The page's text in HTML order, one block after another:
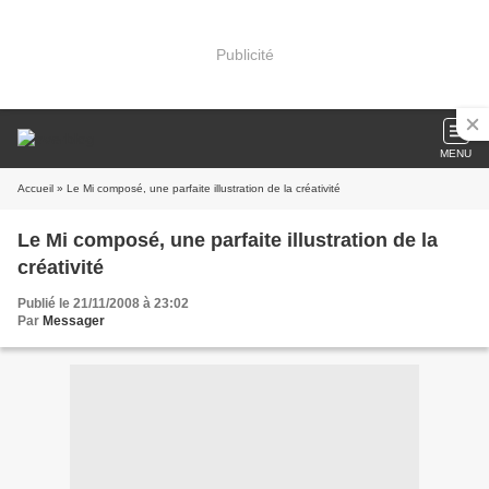
Publicité
MENU
Accueil » Le Mi composé, une parfaite illustration de la créativité
Le Mi composé, une parfaite illustration de la
créativité
Publié le 21/11/2008 à 23:02
Par Messager